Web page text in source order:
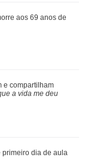
Sangalo, filho de
dia de aula
Veja as famosas
aos 69 anos de
e compartilham
a vida me deu
primeiro dia de aula